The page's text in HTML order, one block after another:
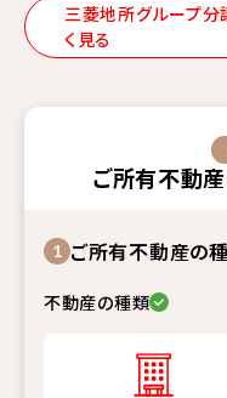
三菱地所グループ分
く見る
ご所有不動産
1 ご所有不動産の
不動産の種類